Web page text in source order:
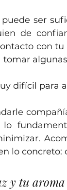
ser
de
con
difícil para
lo
lo concreto:
y tu